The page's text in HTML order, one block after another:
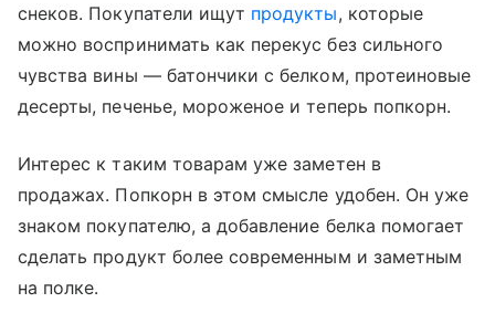
снеков. Покупатели ищут продукты, которые
можно воспринимать как перекус без сильного
чувства вины — батончики с белком, протеиновые
десерты, печенье, мороженое и теперь попкорн.
Интерес к таким товарам уже заметен в
продажах. Попкорн в этом смысле удобен. Он уже
знаком покупателю, а добавление белка помогает
сделать продукт более современным и заметным
на полке.